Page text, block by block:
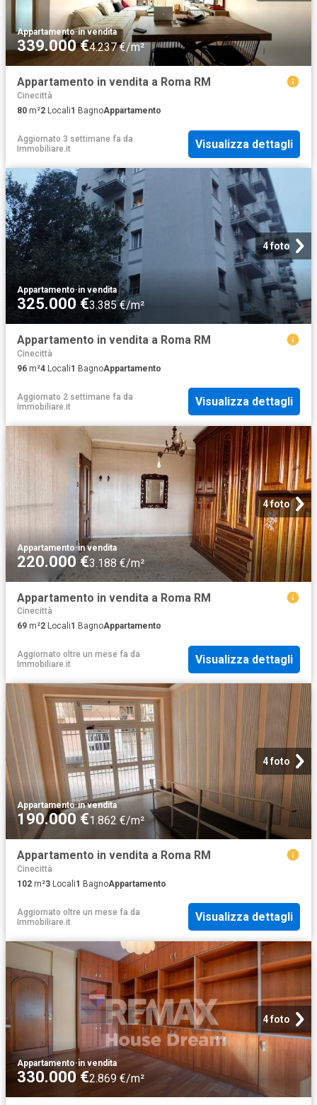
Appartamento·in vendita
339.000 €4.237 €/m²
Appartamento in vendita a Roma RM
Cinecittà
80 m²2 Locali1 BagnoAppartamento
Aggiornato 3 settimane fa da
Immobiliare.it
Visualizza dettagli
4 foto
Appartamento·in vendita
325.000 €3.385 €/m²
Appartamento in vendita a Roma RM
Cinecittà
96 m²4 Locali1 BagnoAppartamento
Aggiornato 2 settimane fa da
Immobiliare.it
Visualizza dettagli
4 foto
Appartamento·in vendita
220.000 €3.188 €/m²
Appartamento in vendita a Roma RM
Cinecittà
69 m²2 Locali1 BagnoAppartamento
Aggiornato oltre un mese fa da
Immobiliare.it
Visualizza dettagli
4 foto
Appartamento·in vendita
190.000 €1.862 €/m²
Appartamento in vendita a Roma RM
Cinecittà
102 m²3 Locali1 BagnoAppartamento
Aggiornato oltre un mese fa da
Immobiliare.it
Visualizza dettagli
4 foto
Appartamento·in vendita
330.000 €2.869 €/m²